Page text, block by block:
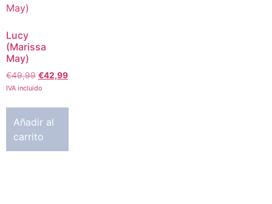
Lucy
(Marissa
May)
€49,99 €42,99
IVA incluido
Añadir al
carrito